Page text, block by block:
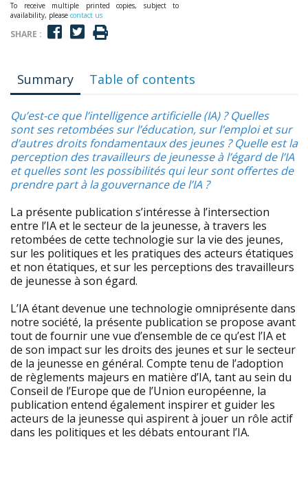
To receive multiple printed copies, subject to
availability, please contact us
SHARE :
Summary Table of contents
Qu’est-ce que l’intelligence artificielle (IA) ? Quelles
sont ses retombées sur l’éducation, sur l’emploi et sur
d’autres droits fondamentaux des jeunes ? Quelle est la
perception des travailleurs de jeunesse à l’égard de l’IA
et quelles sont les possibilités qui leur sont offertes de
prendre part à la gouvernance de l’IA ?
La présente publication s’intéresse à l’intersection
entre l’IA et le secteur de la jeunesse, à travers les
retombées de cette technologie sur la vie des jeunes,
sur les politiques et les pratiques des acteurs étatiques
et non étatiques, et sur les perceptions des travailleurs
de jeunesse à son égard.
L’IA étant devenue une technologie omniprésente dans
notre société, la présente publication se propose avant
tout de fournir une vue d’ensemble de ce qu’est l’IA et
de son impact sur les droits des jeunes et sur le secteur
de la jeunesse en général. Compte tenu de l’adoption
de règlements majeurs en matière d’IA, tant au sein du
Conseil de l’Europe que de l’Union européenne, la
publication entend également inspirer et guider les
acteurs de la jeunesse qui aspirent à jouer un rôle actif
dans les politiques et les débats entourant l’IA.